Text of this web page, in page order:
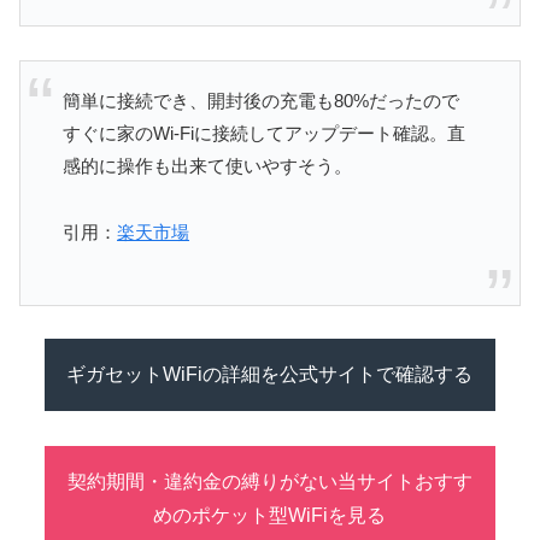
簡単に接続でき、開封後の充電も80%だったので
すぐに家のWi-Fiに接続してアップデート確認。直
感的に操作も出来て使いやすそう。
引用：楽天市場
ギガセットWiFiの詳細を公式サイトで確認する
契約期間・違約金の縛りがない当サイトおすす
めのポケット型WiFiを見る